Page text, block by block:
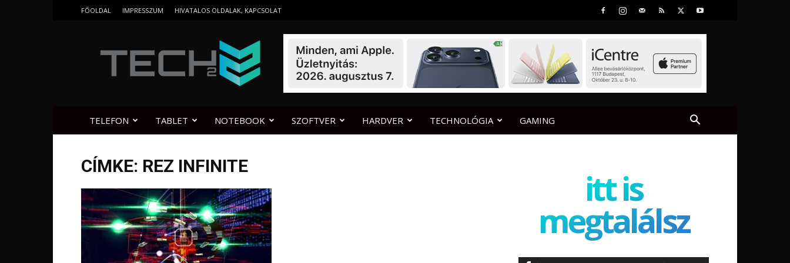
FŐOLDAL IMPRESSZUM HIVATALOS OLDALAK, KAPCSOLAT
TELEFON TABLET NOTEBOOK SZOFTVER HARDVER TECHNOLÓGIA GAMING
CÍMKE: REZ INFINITE
itt is
megtalálsz